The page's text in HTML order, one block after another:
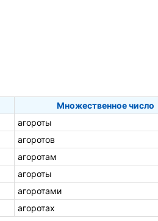
Множественное число
агороты
агоротов
агоротам
агороты
агоротами
агоротах